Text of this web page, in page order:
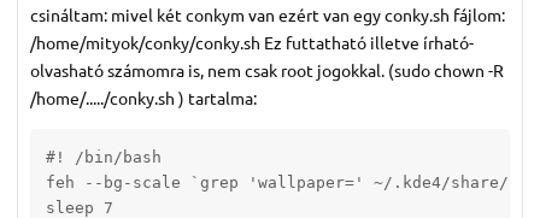
csináltam: mivel két conkym van ezért van egy conky.sh fájlom:
/home/mityok/conky/conky.sh Ez futtatható illetve írható-
olvasható számomra is, nem csak root jogokkal. (sudo chown -R
/home/...../conky.sh ) tartalma:
#! /bin/bash
feh --bg-scale `grep 'wallpaper=' ~/.kde4/share/
sleep 7